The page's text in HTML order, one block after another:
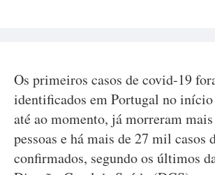
Os primeiros casos de covid-19
identificados em Portugal no início
até ao momento, já morreram
pessoas e há mais de 27 mil casos
confirmados, segundo os últimos